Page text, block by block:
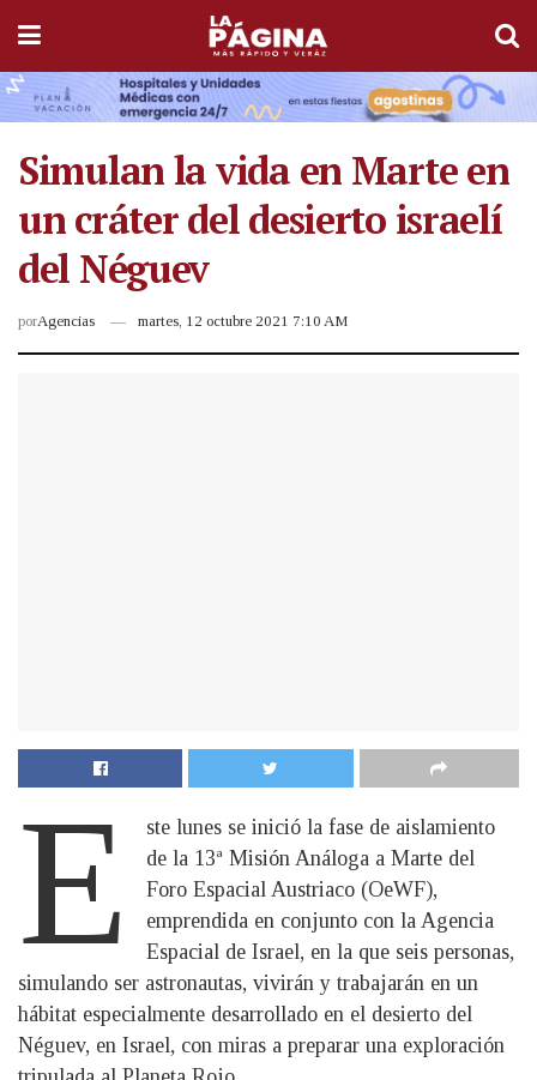
Simulan la vida en Marte en
un cráter del desierto israelí
del Néguev
porAgencias martes, 12 octubre 2021 7:10 AM
E
ste lunes se inició la fase de aislamiento
de la 13ª Misión Análoga a Marte del
Foro Espacial Austriaco (OeWF),
emprendida en conjunto con la Agencia
Espacial de Israel, en la que seis personas,
simulando ser astronautas, vivirán y trabajarán en un
hábitat especialmente desarrollado en el desierto del
Néguev, en Israel, con miras a preparar una exploración